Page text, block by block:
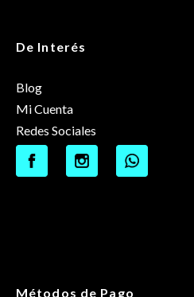
De Interés
Blog
Mi Cuenta
Redes Sociales
Métodos de Pago